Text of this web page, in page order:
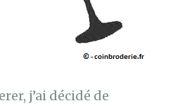
j’ai décidé de